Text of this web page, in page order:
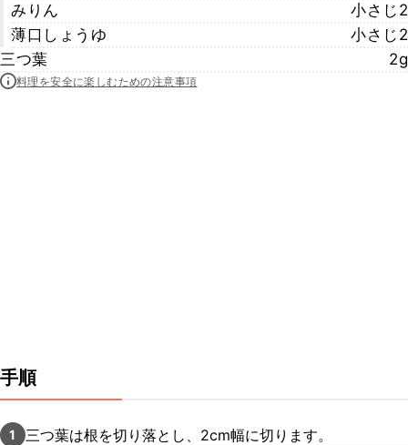
みりん
小さじ2
薄口しょうゆ
小さじ2
三つ葉
2g
料理を安全に楽しむための注意事項
手順
1 三つ葉は根を切り落とし、2cm幅に切ります。